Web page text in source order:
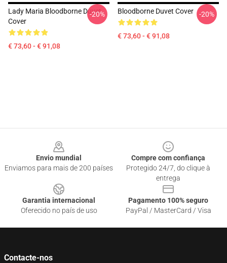
Lady Maria Bloodborne Duvet
Cover
€ 73,60 - € 91,08
-20% Bloodborne Duvet Cover
€ 73,60 - € 91,08
-20%
Envio mundial
Enviamos para mais de 200 países
Compre com confiança
Protegido 24/7, do clique à
entrega
Garantia internacional
Oferecido no país de uso
Pagamento 100% seguro
PayPal / MasterCard / Visa
Contacte-nos